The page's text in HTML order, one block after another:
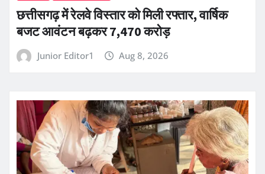
छत्तीसगढ़ में रेलवे विस्तार को मिली रफ्तार, वार्षिक
बजट आवंटन बढ़कर 7,470 करोड़
Junior Editor1 Aug 8, 2026